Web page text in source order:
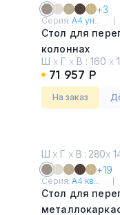
+3
Серия:А4 ун...
Стол для
колоннах
Мокко
Ш х Г х В : 160 х
71 957 Р
На заказ
Ш х Г х В : 280х
+19
Серия:А4 кв...
Стол для